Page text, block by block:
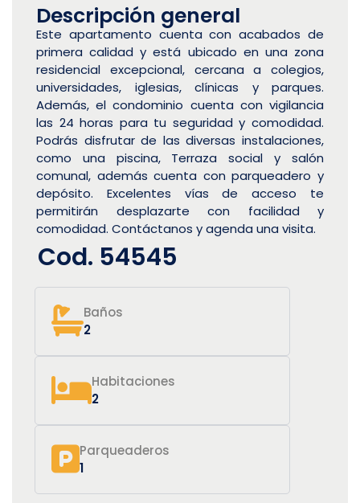
Descripción general
Este apartamento cuenta con acabados de
primera calidad y está ubicado en una zona
residencial excepcional, cercana a colegios,
universidades, iglesias, clínicas y parques.
Además, el condominio cuenta con vigilancia
las 24 horas para tu seguridad y comodidad.
Podrás disfrutar de las diversas instalaciones,
como una piscina, Terraza social y salón
comunal, además cuenta con parqueadero y
depósito. Excelentes vías de acceso te
permitirán desplazarte con facilidad y
comodidad. Contáctanos y agenda una visita.
Cod. 54545
Baños
2
Habitaciones
2
Parqueaderos
1